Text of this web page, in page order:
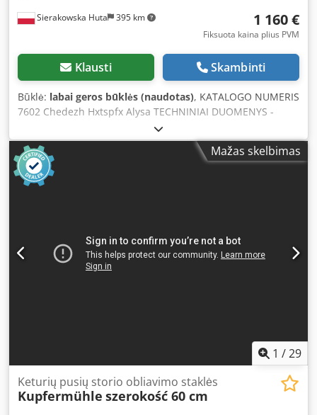
Sierakowska Huta 395 km 1 160 €
Fiksuota kaina plius PVM
Klausti Skambinti
Būklė: labai geros būklės (naudotas), KATALOGO NUMERIS
7602 Chedezh Hxtspfx Alysa TECHNINIAI DUOMENYS -
galandimo greitis: automatinis - aušinimas - juostos
laikymo svirtys - šlifavimo disko dydis: 120 mm - variklio
galia: 0,17 kW, 400 V - matmenys ilg./pl./aukšt.:
500x700x1200 mm - svoris: 120 kg PRIVALUMAI – Pagaminta
Lenkijoje – Nedažyta – Juostos laikymo svirtys – Naudotas
Mažas skelbimas
1 /29
Keturių pusių storio obliavimo staklės
Kupfermühle szerokość 60 cm